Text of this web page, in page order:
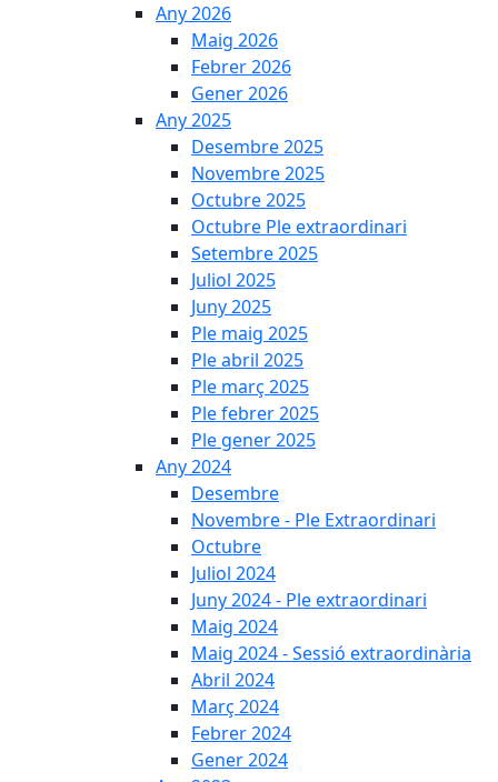
Any 2026
Maig 2026
Febrer 2026
Gener 2026
Any 2025
Desembre 2025
Novembre 2025
Octubre 2025
Octubre Ple extraordinari
Setembre 2025
Juliol 2025
Juny 2025
Ple maig 2025
Ple abril 2025
Ple març 2025
Ple febrer 2025
Ple gener 2025
Any 2024
Desembre
Novembre - Ple Extraordinari
Octubre
Juliol 2024
Juny 2024 - Ple extraordinari
Maig 2024
Maig 2024 - Sessió extraordinària
Abril 2024
Març 2024
Febrer 2024
Gener 2024